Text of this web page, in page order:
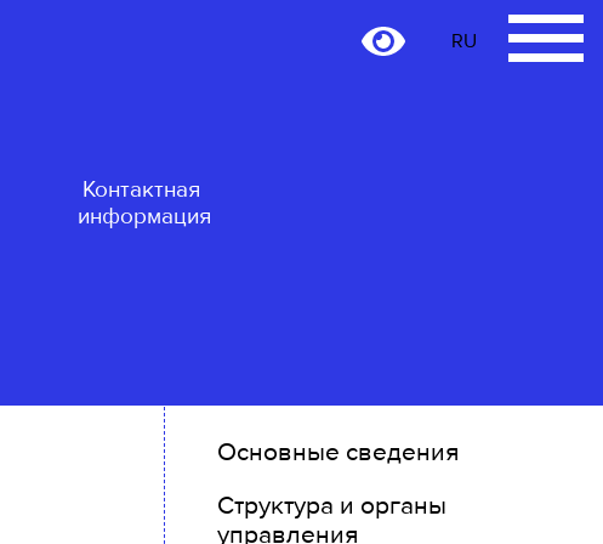
Контактная
информация
RU
Основные сведения
Структура и органы
управления